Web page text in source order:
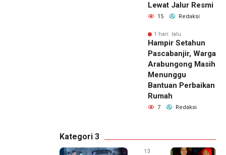
Lewat Jalur Resmi
15 Redaksi
1 hari lalu
Hampir Setahun
Pascabanjir, Warga
Arabungong Masih
Menunggu
Bantuan Perbaikan
Rumah
7 Redaksi
Kategori 3
13